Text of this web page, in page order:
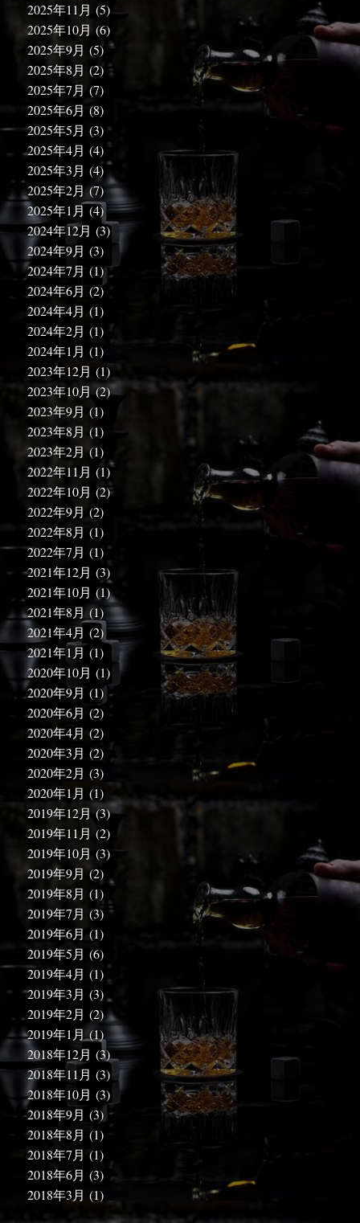
2025年11月 (5)
2025年10月 (6)
2025年9月 (5)
2025年8月 (2)
2025年7月 (7)
2025年6月 (8)
2025年5月 (3)
2025年4月 (4)
2025年3月 (4)
2025年2月(7)
2025年1月 (4)
2024年12月 (3)
2024年9月 (3)
2024年7月 (1)
2024年6月 (2)
2024年4月 (1)
2024年2月 (1)
2024年1月 (1)
2023年12月 (1)
2023年10月 (2)
2023年9月 (1)
2023年8月 (1)
2023年2月(1)
2022年11月 (1)
2022年10月 (2)
2022年9月 (2)
2022年8月 (1)
2022年7月 (1)
2021年12月 (3)
2021年10月 (1)
2021年8月 (1)
2021年4月 (2)
2021年1月 (1)
2020年10月 (1)
2020年9月 (1)
2020年6月 (2)
2020年4月 (2)
2020年3月 (2)
2020年2月 (3)
2020年1月 (1)
2019年12月(3)
2019年11月 (2)
2019年10月 (3)
2019年9月(2)
2019年8月 (1)
2019年7月 (3)
2019年6月 (1)
2019年5月 (6)
2019年4月 (1)
2019年3月 (3)
2019年2月 (2)
2019年1月 (1)
2018年12月 (3)
2018年11月 (3)
2018年10月 (3)
2018年9月 (3)
2018年8月 (1)
2018年7月 (1)
2018年6月 (3)
2018年3月 (1)